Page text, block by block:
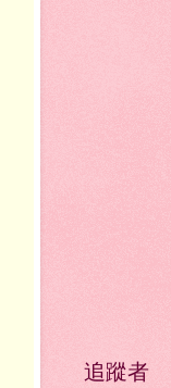
追蹤者